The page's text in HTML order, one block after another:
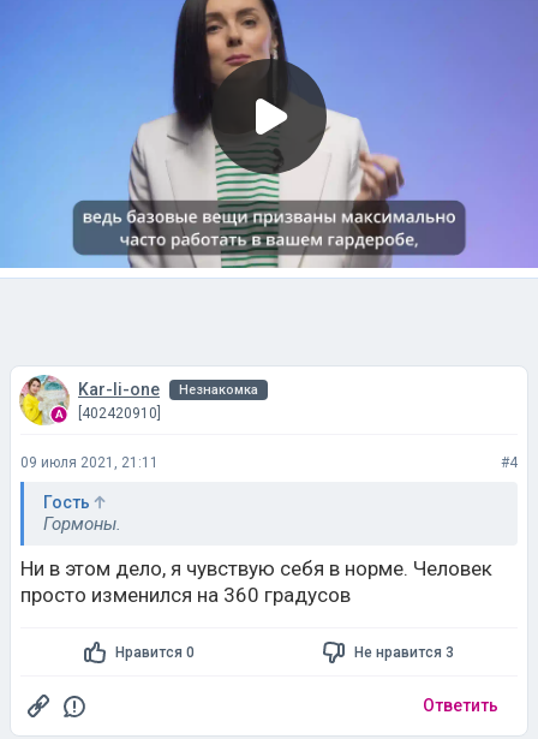
Kar-li-one Незнакомка
[402420910]
09 июля 2021, 21:11 #4
Гость
Гормоны.
Ни в этом дело, я чувствую себя в норме. Человек
просто изменился на 360 градусов
Нравится 0 Не нравится 3
Ответить